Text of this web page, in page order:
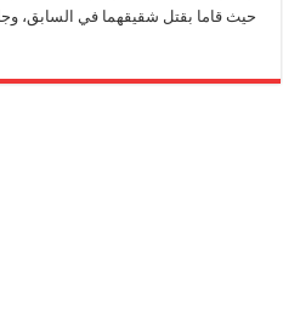
حيث قاما بقتل شقيقهما في السابق،